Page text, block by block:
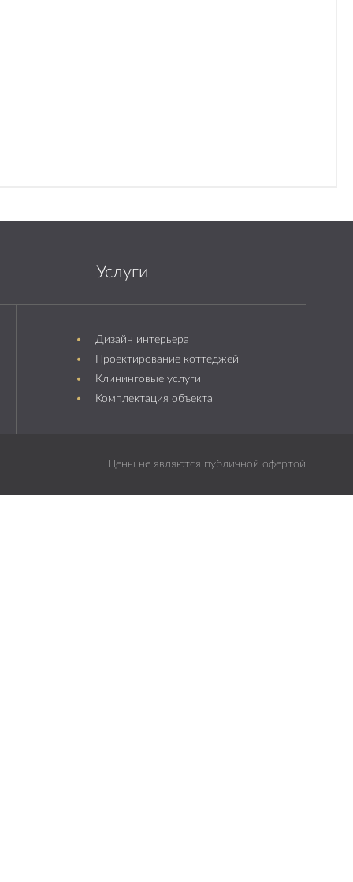
Услуги
Дизайн интерьера
Проектирование коттеджей
Клининговые услуги
Комплектация объекта
Цены не являются публичной офертой